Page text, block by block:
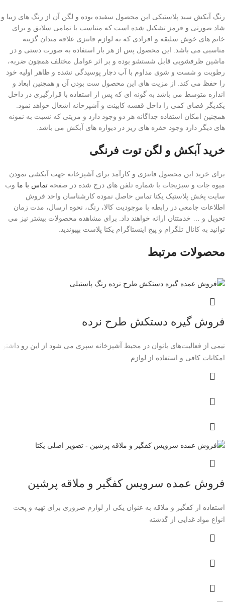
رنگ آبکش سبد پلاستیکی این محصول سفیده بوده و لگن آن از رنگ های زیبا و
شاد صورتی و قرمز تشکیل شده است که متناسب با تمامی سلایق و برای
خانم های خوش سلیقه و افرادی که به لوازم فانتزی علاقه مندان گزینه
مناسبی می باشد. این محصول پس از هر بار استفاده به صورت دستی و در
ماشین ظرفشویی قابل شستشو بوده و بر اثر عوامل مختلف همچون ضربه،
رطوبت و شست و شوی مداوم با آب دچار پوسیدگی نشده و ظاهر اولیه خود
را حفظ می کند. از مزیت های این محصول ست بودن آن و همچنین ابعاد و
اندازه متوسط می باشد به گونه‌ ای که پس از استفاده با قرارگیری در داخل
یکدیگر فضای کمی را داخل قفسه کابینت و آشپزخانه اشغال خواهد نمود.
همچنین امکان استفاده جداگانه هر دو وجود دارد و مزیتی که نسبت به نمونه
های دیگر دارد وجود حفره های ریز در دیواره های آبکش می باشد.
خرید آبکش و لگن توت فرنگی
برای خرید این محصول فانتزی و کارآمد برای آشپزخانه جهت آبکشی نمودن
میوه جات و سبزیجات با شماره تلفن های درج شده در صفحه تماس با ما وب
سایت پخش پلاستیک یکتا تماس حاصل نموده کارشناسان واحد فروش
اطلاعات جامعی در رابطه با موجودیت کالا، رنگ، نحوه ارسال، مدت زمان
تحویل و … خدمتتان ارائه خواهند داد. برای مشاهده محصولات بیشتر نیز می
توانید به کانال تلگرام و پیج اینستاگرام یکتا پلاست بپیوندید.
محصولات مرتبط
فروش گیره دستکش طرح نرده
نیمی از فعالیت‌های بانوان در محیط آشپزخانه سپری می شود از این رو داشتن
امکانات کافی و استفاده از لوازم
فروش عمده سرویس کفگیر و ملاقه پرشین
استفاده از کفگیر و ملاقه به عنوان یکی از لوازم ضروری برای تهیه و پخت
انواع مواد غذایی از گذشته